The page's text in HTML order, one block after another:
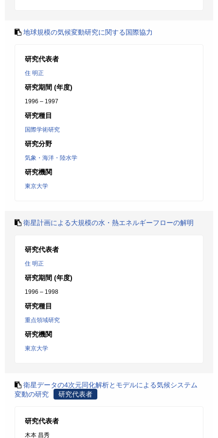
地球規模の気候変動研究に関する国際協力
研究代表者
住 明正
研究期間 (年度)
1996 – 1997
研究種目
国際学術研究
研究分野
気象・海洋・陸水学
研究機関
東京大学
衛星計画による大規模の水・熱エネルギーフローの解明
研究代表者
住 明正
研究期間 (年度)
1996 – 1998
研究種目
重点領域研究
研究機関
東京大学
衛星データの4次元同化解析とモデルによる気候システム
変動の研究
研究代表者
研究代表者
木本 昌秀